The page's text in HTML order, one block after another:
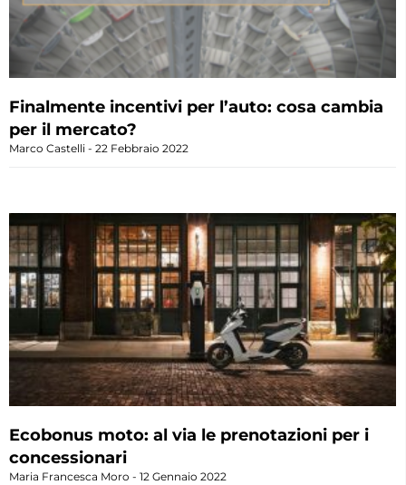
Finalmente incentivi per l’auto: cosa cambia
per il mercato?
Marco Castelli 22 Febbraio 2022
Ecobonus moto: al via le prenotazioni per i
concessionari
Maria Francesca Moro 12 Gennaio 2022